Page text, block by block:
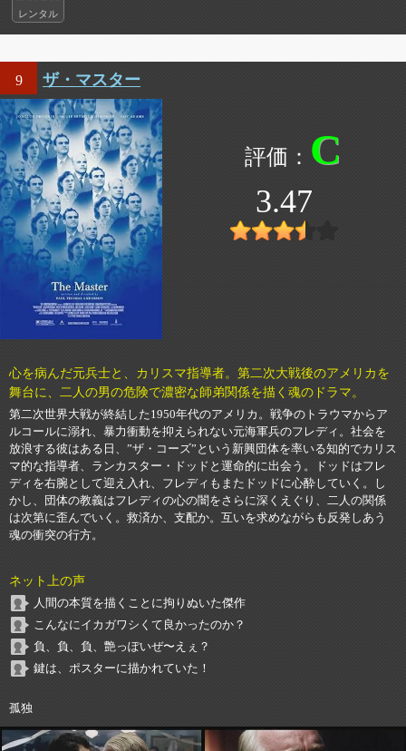
レンタル
9 ザ・マスター
C
3.47
心を病んだ元兵士と、カリスマ指導者。第二次大戦後のアメリカを
舞台に、二人の男の危険で濃密な師弟関係を描く魂のドラマ。
第二次世界大戦が終結した1950年代のアメリカ。戦争のトラウマからア
ルコールに溺れ、暴力衝動を抑えられない元海軍兵のフレディ。社会を
放浪する彼はある日、”ザ・コーズ”という新興団体を率いる知的でカリス
マ的な指導者、ランカスター・ドッドと運命的に出会う。ドッドはフレ
ディを右腕として迎え入れ、フレディもまたドッドに心酔していく。し
かし、団体の教義はフレディの心の闇をさらに深くえぐり、二人の関係
は次第に歪んでいく。救済か、支配か。互いを求めながらも反発しあう
魂の衝突の行方。
ネット上の声
人間の本質を描くことに拘りぬいた傑作
こんなにイカガワシくて良かったのか？
負、負、負、艶っぽいぜ〜えぇ？
鍵は、ポスターに描かれていた！
孤独